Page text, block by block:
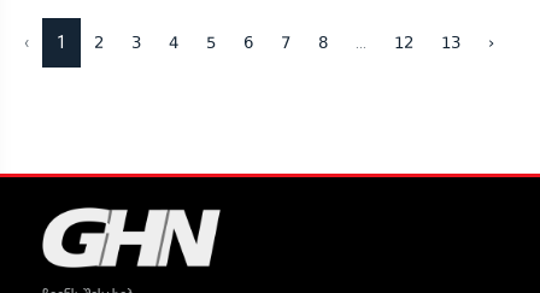
‹ 1 2 3 4 5 6 7 8 12 13 ›